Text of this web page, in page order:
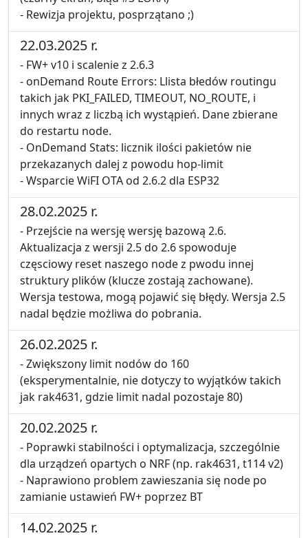
- Rewizja projektu, posprzątano ;)
22.03.2025 r.
- FW+ v10 i scalenie z 2.6.3
- onDemand Route Errors: Llista błedów routingu
takich jak PKI_FAILED, TIMEOUT, NO_ROUTE, i
innych wraz z liczbą ich wystąpień. Dane zbierane
do restartu node.
- OnDemand Stats: licznik ilości pakietów nie
przekazanych dalej z powodu hop-limit
- Wsparcie WiFI OTA od 2.6.2 dla ESP32
28.02.2025 r.
- Przejście na wersję wersję bazową 2.6.
Aktualizacja z wersji 2.5 do 2.6 spowoduje
częsciowy reset naszego node z pwodu innej
struktury plików (klucze zostają zachowane).
Wersja testowa, mogą pojawić się błędy. Wersja 2.5
nadal będzie możliwa do pobrania.
26.02.2025 r.
- Zwiększony limit nodów do 160
(eksperymentalnie, nie dotyczy to wyjątków takich
jak rak4631, gdzie limit nadal pozostaje 80)
20.02.2025 r.
- Poprawki stabilności i optymalizacja, szczególnie
dla urządzeń opartych o NRF (np. rak4631, t114 v2)
- Naprawiono problem zawieszania się node po
zamianie ustawień FW+ poprzez BT
14.02.2025 r.